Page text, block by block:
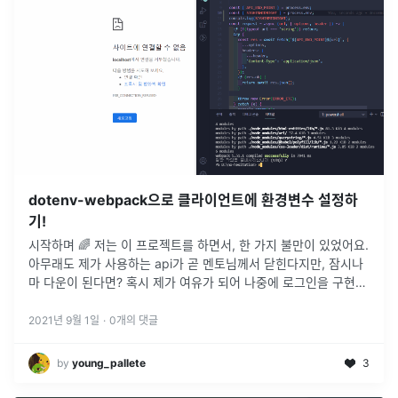
dotenv-webpack으로 클라이언트에 환경변수 설정하
기!
시작하며 🌈 저는 이 프로젝트를 하면서, 한 가지 불만이 있었어요.
아무래도 제가 사용하는 api가 곧 멘토님께서 닫힌다지만, 잠시나
마 다운이 된다면? 혹시 제가 여유가 되어 나중에 로그인을 구현할
2021년 9월 1일 · 0개의 댓글
by young_pallete 3